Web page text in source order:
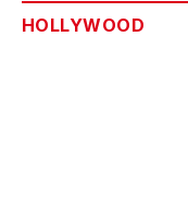
HOLLYWOOD